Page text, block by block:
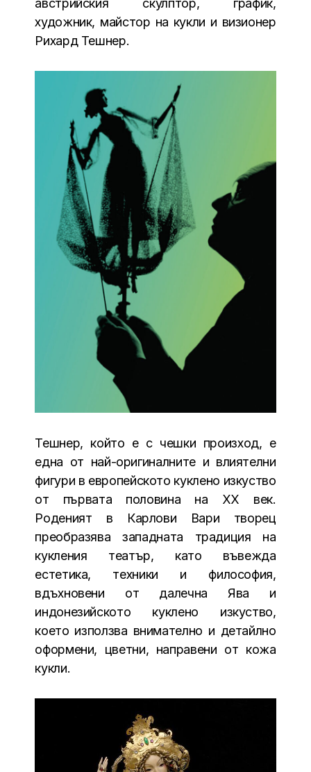
австрийския скулптор, график,
художник, майстор на кукли и визионер
Рихард Тешнер.
Тешнер, който е с чешки произход, е
една от най-оригиналните и влиятелни
фигури в европейското куклено изкуство
от първата половина на XX век.
Роденият в Карлови Вари творец
преобразява западната традиция на
кукления театър, като въвежда
естетика, техники и философия,
вдъхновени от далечна Ява и
индонезийското куклено изкуство,
което използва внимателно и детайлно
оформени, цветни, направени от кожа
кукли.